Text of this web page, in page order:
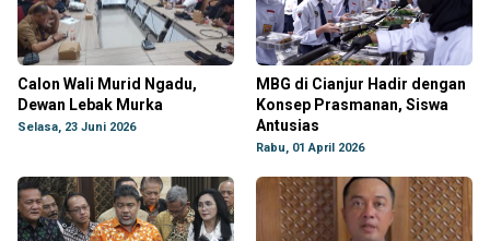
Calon Wali Murid Ngadu,
Dewan Lebak Murka
Selasa, 23 Juni 2026
MBG di Cianjur Hadir dengan
Konsep Prasmanan, Siswa
Antusias
Rabu, 01 April 2026